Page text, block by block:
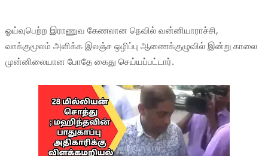
ஓய்வுபெற்ற இராணுவ கேணலான நெவில் வன்னியாராச்சி,
வாக்குமூலம் அளிக்க இலஞ்ச ஒழிப்பு ஆணைக்குழுவில் இன்று காலை
முன்னிலையான போதே கைது செய்யப்பட்டார்.